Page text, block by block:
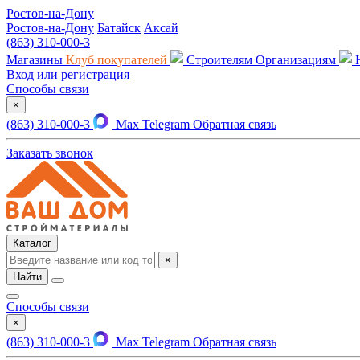
Ростов-на-Дону
Ростов-на-Дону Батайск Аксай
(863) 310-000-3
Магазины Клуб покупателей Строителям Организациям
Вход или регистрация
Способы связи
×
(863) 310-000-3 Max Telegram Обратная связь
Заказать звонок
Каталог
×
Найти
Способы связи
×
(863) 310-000-3 Max Telegram Обратная связь